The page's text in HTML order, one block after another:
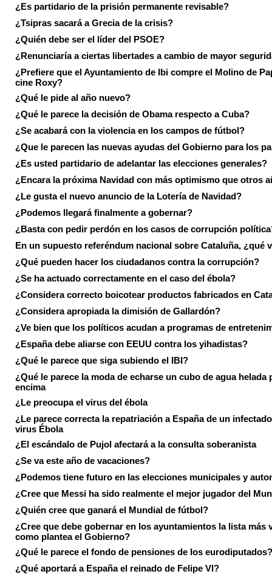
¿Es partidario de la prisión permanente revisable?
¿Tsipras sacará a Grecia de la crisis?
¿Quién debe ser el líder del PSOE?
¿Renunciaría a ciertas libertades a cambio de mayor
¿Prefiere que el Ayuntamiento de Ibi compre el Molino de
cine Roxy?
¿Qué le pide al año nuevo?
¿Qué le parece la decisión de Obama respecto a Cuba?
¿Se acabará con la violencia en los campos de fútbol?
¿Que le parecen las nuevas ayudas del Gobierno para los
¿Es usted partidario de adelantar las elecciones generales?
¿Encara la próxima Navidad con más optimismo que otros
¿Le gusta el nuevo anuncio de la Lotería de Navidad?
¿Podemos llegará finalmente a gobernar?
¿Basta con pedir perdón en los casos de corrupción
En un supuesto referéndum nacional sobre Cataluña, ¿qué
¿Qué pueden hacer los ciudadanos contra la corrupción?
¿Se ha actuado correctamente en el caso del ébola?
¿Considera correcto boicotear productos fabricados en
¿Considera apropiada la dimisión de Gallardón?
¿Ve bien que los políticos acudan a programas de
¿España debe aliarse con EEUU contra los yihadistas?
¿Qué le parece que siga subiendo el IBI?
¿Qué le parece la moda de echarse un cubo de agua helada
encima
¿Le preocupa el virus del ébola
¿Le parece correcta la repatriación a España de un
virus Ébola
¿El escándalo de Pujol afectará a la consulta soberanista
¿Se va este año de vacaciones?
¿Podemos tiene futuro en las elecciones municipales y
¿Cree que Messi ha sido realmente el mejor jugador del
¿Quién cree que ganará el Mundial de fútbol?
¿Cree que debe gobernar en los ayuntamientos la lista más
como plantea el Gobierno?
¿Qué le parece el fondo de pensiones de los eurodiputados?
¿Qué aportará a España el reinado de Felipe VI?